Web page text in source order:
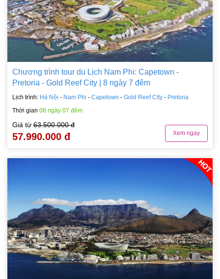
Chương trình tour du Lịch Nam Phi: Capetown -
Pretoria - Gold Reef City | 8 ngày 7 đêm
Lịch trình: Hà Nội - Nam Phi - Capetown - Gold Reef City - Pretoria
Thời gian 08 ngày 07 đêm
Giá từ 63.500.000 đ
57.990.000 đ Xem ngay